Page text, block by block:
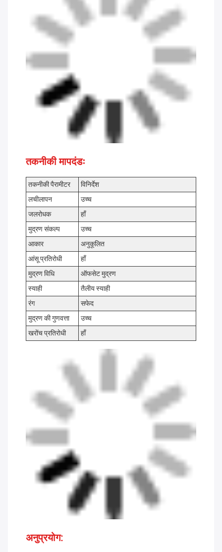
तकनीकी मापदंडः
तकनीकी पैरामीटर
विनिर्देश
लचीलापन
उच्च
जलरोधक
हाँ
मुद्रण संकल्प
उच्च
आकार
अनुकूलित
आंसू प्रतिरोधी
हाँ
मुद्रण विधि
ऑफसेट मुद्रण
स्याही
तैलीय स्याही
रंग
सफेद
मुद्रण की गुणवत्ता
उच्च
खरोंच प्रतिरोधी
हाँ
अनुप्रयोग: